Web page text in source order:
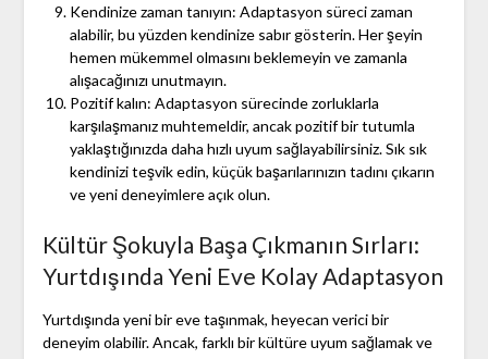
Kendinize zaman tanıyın: Adaptasyon süreci zaman
alabilir, bu yüzden kendinize sabır gösterin. Her şeyin
hemen mükemmel olmasını beklemeyin ve zamanla
alışacağınızı unutmayın.
Pozitif kalın: Adaptasyon sürecinde zorluklarla
karşılaşmanız muhtemeldir, ancak pozitif bir tutumla
yaklaştığınızda daha hızlı uyum sağlayabilirsiniz. Sık sık
kendinizi teşvik edin, küçük başarılarınızın tadını çıkarın
ve yeni deneyimlere açık olun.
Kültür Şokuyla Başa Çıkmanın Sırları:
Yurtdışında Yeni Eve Kolay Adaptasyon
Yurtdışında yeni bir eve taşınmak, heyecan verici bir
deneyim olabilir. Ancak, farklı bir kültüre uyum sağlamak ve